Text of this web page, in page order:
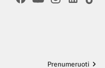
Prenumeruoti